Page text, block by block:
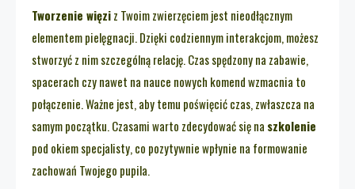
Tworzenie więziz Twoim zwierzęciem jest nieodłącznym
elementem pielęgnacji. Dzięki codziennym interakcjom, możesz
stworzyć z nim szczególną relację. Czas spędzony na zabawie,
spacerach czy nawet na nauce nowych komend wzmacnia to
połączenie. Ważne jest, aby temu poświęcić czas, zwłaszcza na
samym początku. Czasami warto zdecydować się na szkolenie
pod okiem specjalisty, co pozytywnie wpłynie na formowanie
zachowań Twojego pupila.